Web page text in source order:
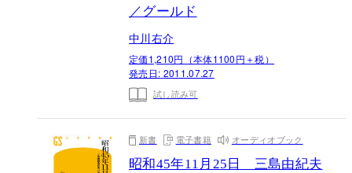
／グールド
中川右介
定価1,210円（本体1100円＋税）
発売日: 2011.07.27
試し読み可
新書 電子書籍 オーディオブック
昭和45年11月25日 三島由紀夫